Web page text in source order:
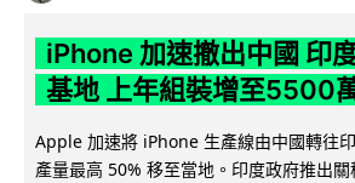
iPhone 加速撤出中國 印
基地 上年組裝增至5500
Apple 加速將 iPhone 生產線由中國轉往
產量最高 50% 移至當地。印度政府推出